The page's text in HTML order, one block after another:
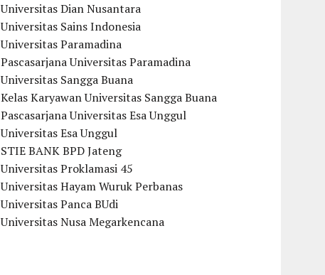
Universitas Dian Nusantara
Universitas Sains Indonesia
Universitas Paramadina
Pascasarjana Universitas Paramadina
Universitas Sangga Buana
Kelas Karyawan Universitas Sangga Buana
Pascasarjana Universitas Esa Unggul
Universitas Esa Unggul
STIE BANK BPD Jateng
Universitas Proklamasi 45
Universitas Hayam Wuruk Perbanas
Universitas Panca BUdi
Universitas Nusa Megarkencana